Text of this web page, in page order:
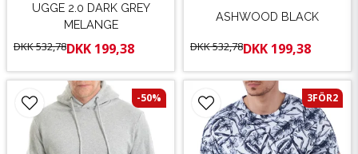
UGGE 2.0 DARK GREY
MELANGE
DKK 532,78DKK 199,38
ASHWOOD BLACK
DKK 532,78DKK 199,38
-50% 3FÖR2